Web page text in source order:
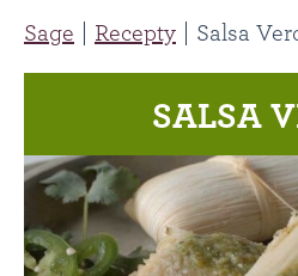
Sage Recepty Salsa
SALSA